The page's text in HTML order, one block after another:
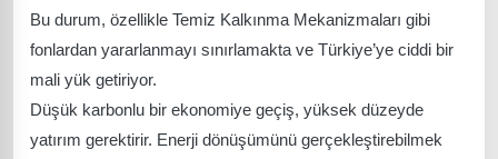
Bu durum, özellikle Temiz Kalkınma Mekanizmaları gibi
fonlardan yararlanmayı sınırlamakta ve Türkiye’ye ciddi bir
mali yük getiriyor.
Düşük karbonlu bir ekonomiye geçiş, yüksek düzeyde
yatırım gerektirir. Enerji dönüşümünü gerçekleştirebilmek